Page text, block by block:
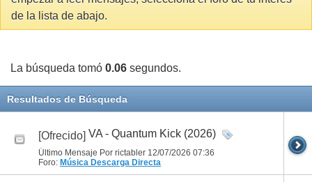
de la lista de abajo.
La búsqueda tomó 0.06 segundos.
Resultados de Búsqueda
[Ofrecido] VA - Quantum Kick (2026)
Último Mensaje Por rictabler 12/07/2026 07:36
Foro: Música Descarga Directa